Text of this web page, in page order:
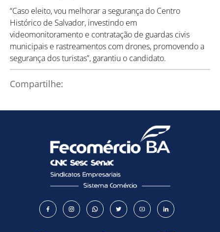
“Caso eleito, vou melhorar a segurança do Centro
Histórico de Salvador, investindo em
videomonitoramento e contratação de guardas civis
municipais e rastreamentos com drones, promovendo a
segurança dos turistas”, garantiu o candidato.
Compartilhe: